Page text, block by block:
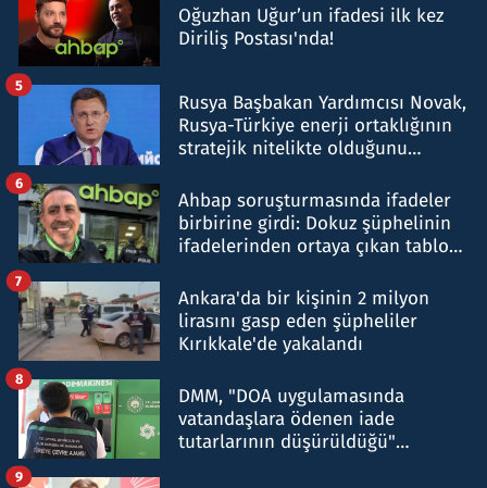
Oğuzhan Uğur’un ifadesi ilk kez
Diriliş Postası'nda!
Rusya Başbakan Yardımcısı Novak,
Rusya-Türkiye enerji ortaklığının
stratejik nitelikte olduğunu
5
Ahbap soruşturmasında ifadeler
birbirine girdi: Dokuz şüphelinin
ifadelerinden ortaya çıkan tablo
6
Ankara'da bir kişinin 2 milyon
lirasını gasp eden şüpheliler
Kırıkkale'de yakalandı
7
DMM, "DOA uygulamasında
vatandaşlara ödenen iade
tutarlarının düşürüldüğü"
8
9